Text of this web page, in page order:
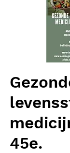
45e.